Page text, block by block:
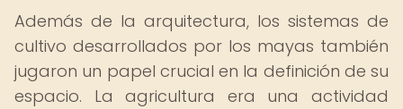
Además de la arquitectura, los sistemas de
cultivo desarrollados por los mayas también
jugaron un papel crucial en la definición de su
espacio. La agricultura era una actividad